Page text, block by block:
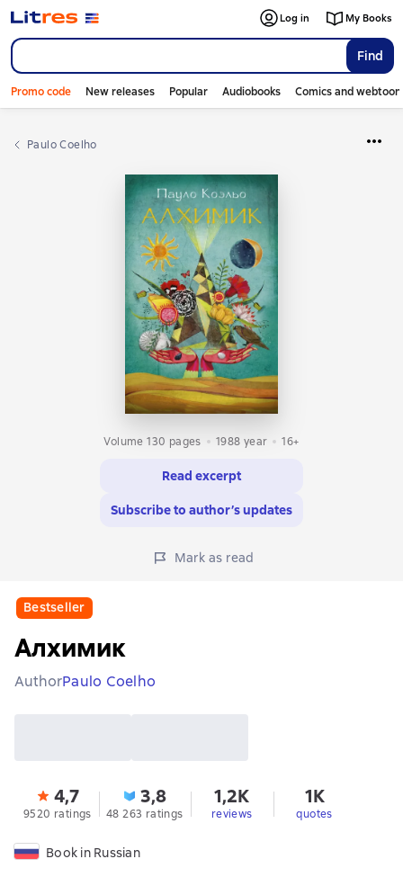
Find
Log in My Books
Promo code New releases Popular Audiobooks Comics and
Paulo Coelho
Volume 130 pages 1988 year 16+
Read excerpt
Subscribe to author’s updates
Mark as read
Bestseller
Алхимик
AuthorPaulo Coelho
4,7
9520 ratings
3,8
48 263 ratings
1,2K
reviews
1K
quotes
Book in Russian